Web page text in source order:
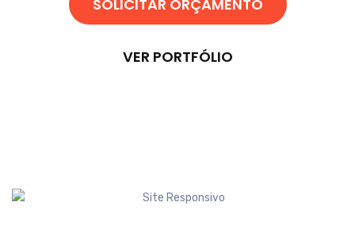
SOLICITAR ORÇAMENTO
VER PORTFÓLIO